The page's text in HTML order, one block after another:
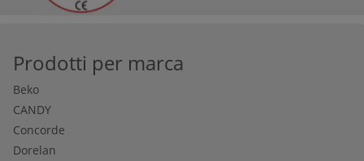
Prodotti per marca
Beko
CANDY
Concorde
Dorelan